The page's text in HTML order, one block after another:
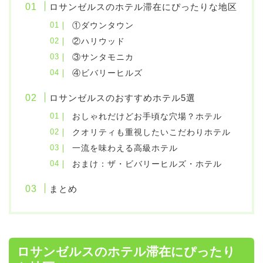
ロサンゼルスのホテル滞在にぴったりな地区
①ダウンタウン
②ハリウッド
③サンタモニカ
④ビバリーヒルズ
ロサンゼルスのおすすめホテル5選
おしゃれだけどお手頃な穴場？ホテル
クオリティも重視したいこだわりホテル
一流を味わえる高級ホテル
おまけ：ザ・ビバリーヒルズ・ホテル
まとめ
ロサンゼルスのホテル滞在にぴったり